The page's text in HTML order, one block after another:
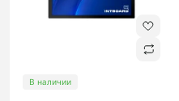
В наличии